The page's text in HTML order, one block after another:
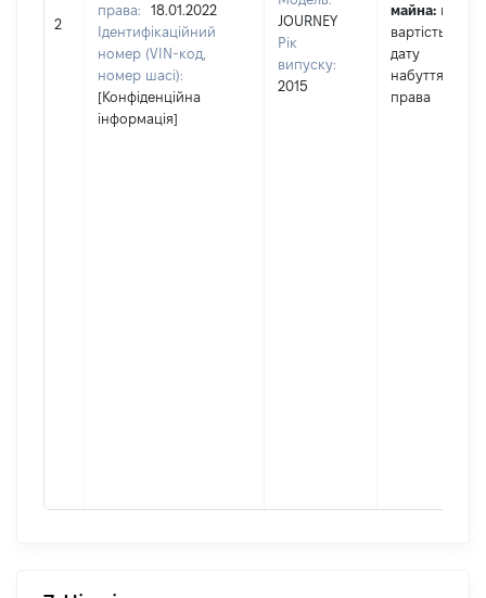
2
права:
18.01.2022
Ідентифікаційний
номер (VIN-код,
номер шасі):
[Конфіденційна
інформація]
JOURNEY
Рік
випуску:
2015
майна: це
вартість на
дату
набуття
права